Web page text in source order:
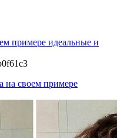
примере идеальные и
на своем примере